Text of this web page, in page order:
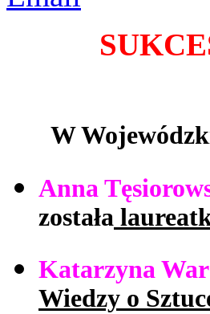
W
Anna
została
Katarzyna
Wiedzy o